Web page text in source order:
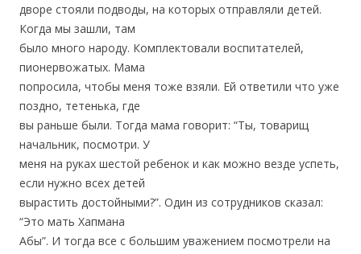
дворе стояли подводы, на которых отправляли детей.
Когда мы зашли, там
было много народу. Комплектовали воспитателей,
пионервожатых. Мама
попросила, чтобы меня тоже взяли. Ей ответили что уже
поздно, тетенька, где
вы раньше были. Тогда мама говорит: “Ты, товарищ
начальник, посмотри. У
меня на руках шестой ребенок и как можно везде успеть,
если нужно всех детей
вырастить достойными?”. Один из сотрудников сказал:
“Это мать Хапмана
Абы”. И тогда все с большим уважением посмотрели на